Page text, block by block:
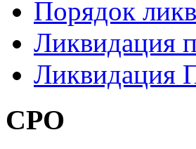
Порядок
Ликвидация
Ликвидация
СРО